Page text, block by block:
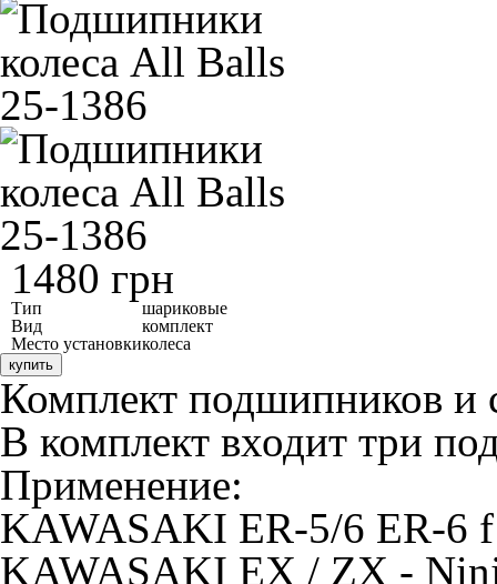
1480 грн
Тип
шариковые
Вид
комплект
Место установкиколеса
купить
Комплект подшипников и
В комплект входит три
Применение:
KAWASAKI ER-5/6 ER-6
KAWASAKI EX / ZX -